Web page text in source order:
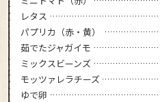
レタス
パプリカ（赤・黄）
茹でたジャガイモ
ミックスビーンズ
モッツァレラチーズ
ゆで卵